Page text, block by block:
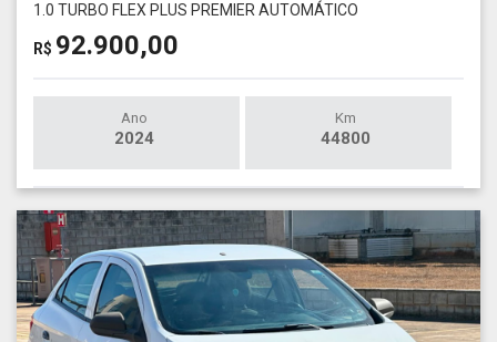
1.0 TURBO FLEX PLUS PREMIER AUTOMÁTICO
R$ 92.900,00
Ano
2024
Km
44800